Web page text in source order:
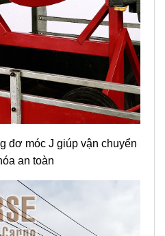
đơ móc J giúp vận chuyển
an toàn